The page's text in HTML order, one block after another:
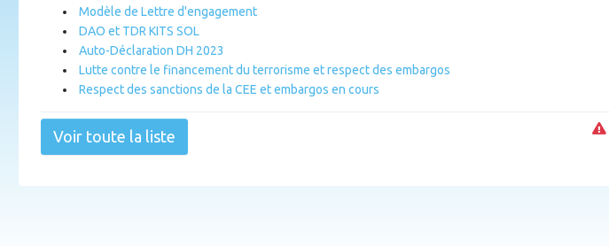
Modèle de Lettre d'engagement
DAO et TDR KITS SOL
Auto-Déclaration DH 2023
Lutte contre le financement du terrorisme et respect des embargos
Respect des sanctions de la CEE et embargos en cours
Voir toute la liste